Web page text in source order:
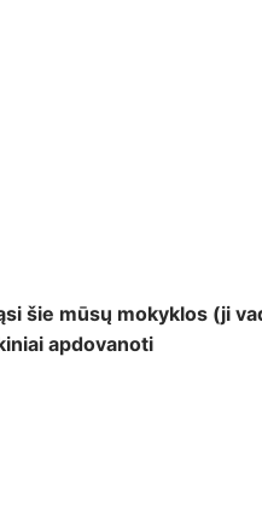
šie mūsų mokyklos (ji
apdovanoti